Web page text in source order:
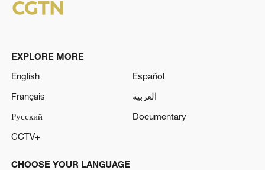
EXPLORE MORE
English
Español
Français
العربية
Русский
Documentary
CCTV+
CHOOSE YOUR LANGUAGE